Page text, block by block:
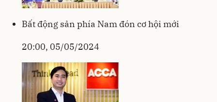
Bất động sản phía Nam đón cơ hội mới
20:00, 05/05/2024